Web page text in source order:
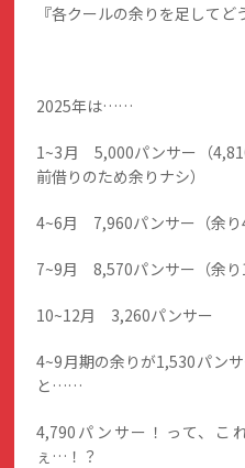
『各クールの余りを足して
2025年は……
1~3月 5,000パンサー（
前借りのため余りナシ）
4~6月 7,960パンサー（余り
7~9月 8,570パンサー（余り
10~12月 3,260パンサー
4~9月期の余りが1,530パン
と……
4,790パンサー！って、こ
ぇ…！？